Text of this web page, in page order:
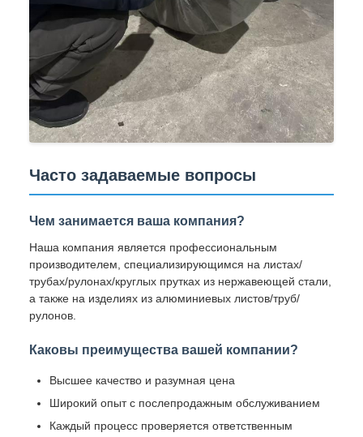
Часто задаваемые вопросы
Чем занимается ваша компания?
Наша компания является профессиональным
производителем, специализирующимся на листах/
трубах/рулонах/круглых прутках из нержавеющей стали,
а также на изделиях из алюминиевых листов/труб/
рулонов.
Каковы преимущества вашей компании?
Высшее качество и разумная цена
Широкий опыт с послепродажным обслуживанием
Каждый процесс проверяется ответственным